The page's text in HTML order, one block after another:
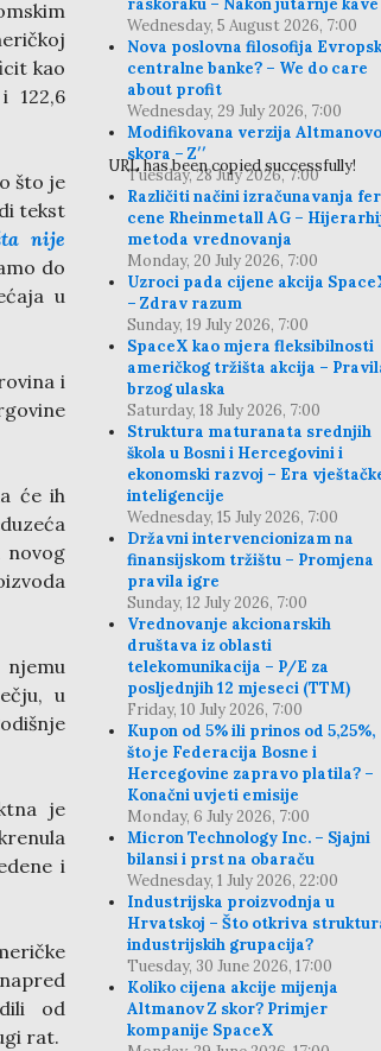
kao
122,6
što je
tekst
nije
do
u
i
će ih
novog
u
je
i
od
rat.
URL has been copied successfully!
raskoraku – Nakon jutarnje kave
Wednesday, 5 August 2026, 7:00
Nova poslovna filosofija
centralne banke? – We do care
about profit
Wednesday, 29 July 2026, 7:00
Modifikovana verzija
skora – Z′′
Tuesday, 28 July 2026, 7:00
Različiti načini izračunavanja fer
cene Rheinmetall AG –
metoda vrednovanja
Monday, 20 July 2026, 7:00
Uzroci pada cijene akcija
– Zdrav razum
Sunday, 19 July 2026, 7:00
SpaceX kao mjera fleksibilnosti
američkog tržišta akcija –
brzog ulaska
Saturday, 18 July 2026, 7:00
Struktura maturanata srednjih
škola u Bosni i Hercegovini i
ekonomski razvoj – Era
inteligencije
Wednesday, 15 July 2026, 7:00
Državni intervencionizam na
finansijskom tržištu – Promjena
pravila igre
Sunday, 12 July 2026, 7:00
Vrednovanje akcionarskih
društava iz oblasti
telekomunikacija – P/E za
posljednjih 12 mjeseci (TTM)
Friday, 10 July 2026, 7:00
Kupon od 5% ili prinos od 5,25%,
što je Federacija Bosne i
Hercegovine zapravo platila? –
Konačni uvjeti emisije
Monday, 6 July 2026, 7:00
Micron Technology Inc. – Sjajni
bilansi i prst na obaraču
Wednesday, 1 July 2026, 22:00
Industrijska proizvodnja u
Hrvatskoj – Što otkriva
industrijskih grupacija?
Tuesday, 30 June 2026, 17:00
Koliko cijena akcije mijenja
Altmanov Z skor? Primjer
kompanije SpaceX